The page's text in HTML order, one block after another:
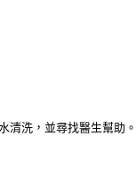
清洗，並尋找醫生幫助。